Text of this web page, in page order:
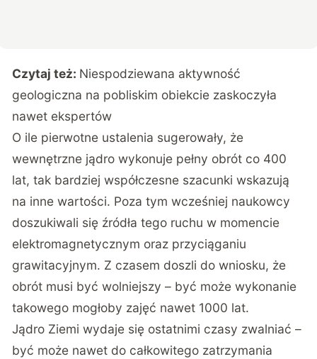
Czytaj też: Niespodziewana aktywność
geologiczna na pobliskim obiekcie zaskoczyła
nawet ekspertów
O ile pierwotne ustalenia sugerowały, że
wewnętrzne jądro wykonuje pełny obrót co 400
lat, tak bardziej współczesne szacunki wskazują
na inne wartości. Poza tym wcześniej naukowcy
doszukiwali się źródła tego ruchu w momencie
elektromagnetycznym oraz przyciąganiu
grawitacyjnym. Z czasem doszli do wniosku, że
obrót musi być wolniejszy – być może wykonanie
takowego mogłoby zajęć nawet 1000 lat.
Jądro Ziemi wydaje się ostatnimi czasy zwalniać –
być może nawet do całkowitego zatrzymania